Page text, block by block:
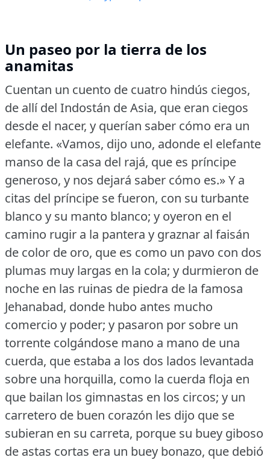
Un paseo por la tierra de los
anamitas
Cuentan un cuento de cuatro hindús ciegos,
de allí del Indostán de Asia, que eran ciegos
desde el nacer, y querían saber cómo era un
elefante. «Vamos, dijo uno, adonde el elefante
manso de la casa del rajá, que es príncipe
generoso, y nos dejará saber cómo es.» Y a
citas del príncipe se fueron, con su turbante
blanco y su manto blanco; y oyeron en el
camino rugir a la pantera y graznar al faisán
de color de oro, que es como un pavo con dos
plumas muy largas en la cola; y durmieron de
noche en las ruinas de piedra de la famosa
Jehanabad, donde hubo antes mucho
comercio y poder; y pasaron por sobre un
torrente colgándose mano a mano de una
cuerda, que estaba a los dos lados levantada
sobre una horquilla, como la cuerda floja en
que bailan los gimnastas en los circos; y un
carretero de buen corazón les dijo que se
subieran en su carreta, porque su buey giboso
de astas cortas era un buey bonazo, que debió